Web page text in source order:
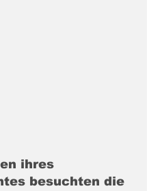
ihres
besuchten die